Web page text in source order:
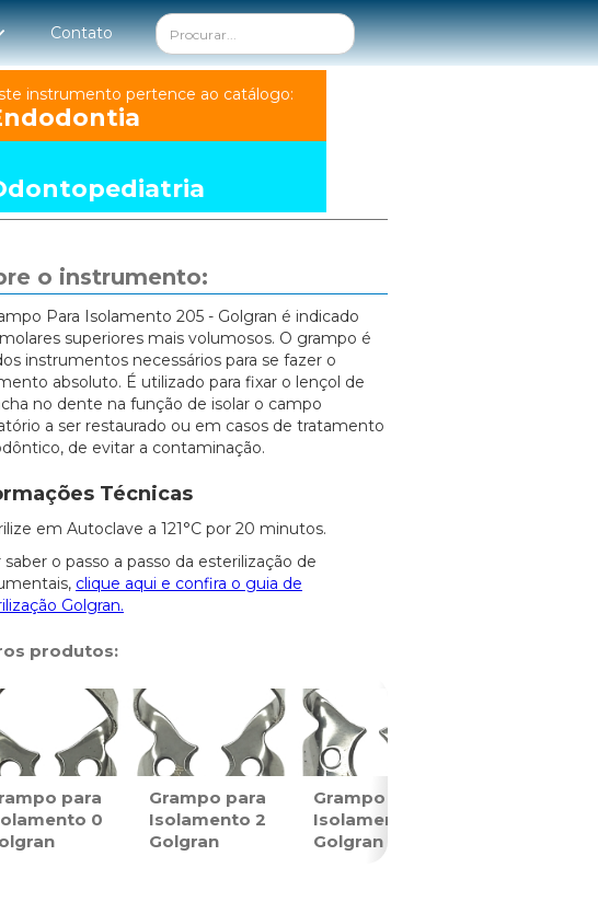
Contato
instrumento pertence ao catálogo:
o instrumento:
Para Isolamento 205 - Golgran é indicado
superiores mais volumosos. O grampo é
instrumentos necessários para se fazer o
absoluto. É utilizado para fixar o lençol de
no dente na função de isolar o campo
a ser restaurado ou em casos de tratamento
de evitar a contaminação.
Técnicas
em Autoclave a 121°C por 20 minutos.
saber o passo a passo da esterilização de
clique aqui e confira o guia de
Golgran.
produtos:
para
0
Grampo para
Isolamento 2
Golgran
Grampo para
Isolamento 7
Golgran